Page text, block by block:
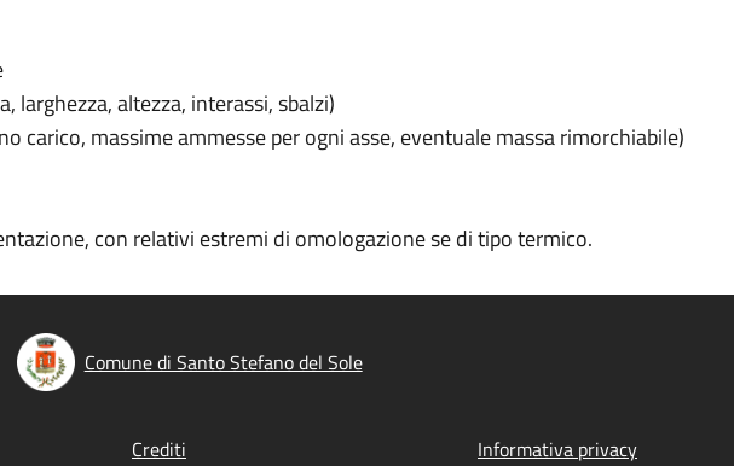
larghezza, altezza, interassi, sbalzi)
carico, massime ammesse per ogni asse, eventuale massa rimorchiabile)
con relativi estremi di omologazione se di tipo termico.
Comune di Santo Stefano del Sole
Crediti Informativa privacy